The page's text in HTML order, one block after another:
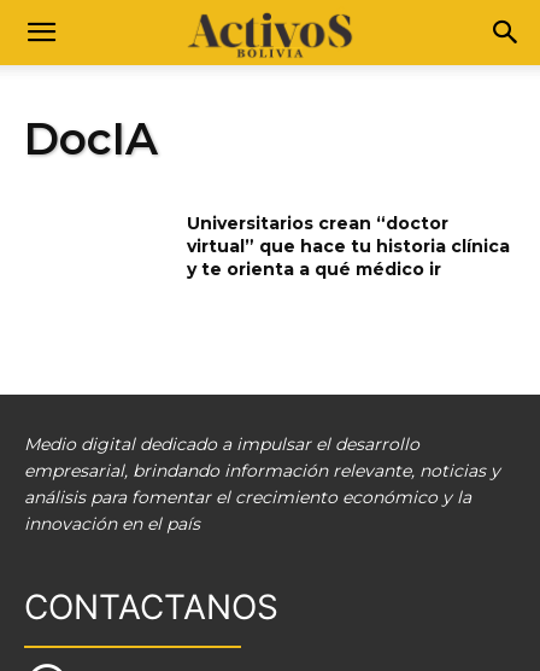
DocIA
Universitarios crean “doctor
virtual” que hace tu historia clínica
y te orienta a qué médico ir
Medio digital dedicado a impulsar el desarrollo
empresarial, brindando información relevante, noticias y
análisis para fomentar el crecimiento económico y la
innovación en el país
CONTACTANOS